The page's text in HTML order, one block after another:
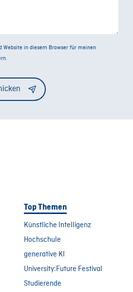
Website in diesem Browser für meinen
Top Themen
Künstliche Intelligenz
Hochschule
generative KI
University:Future Festival
Studierende